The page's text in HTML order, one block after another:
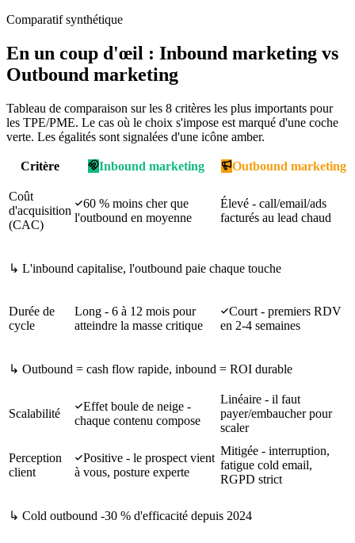
Comparatif synthétique
En un coup d'œil : Inbound marketing vs
Outbound marketing
Tableau de comparaison sur les 8 critères les plus importants pour
les TPE/PME. Le cas où le choix s'impose est marqué d'une coche
verte. Les égalités sont signalées d'une icône amber.
Critère Inbound marketing Outbound marketing
Coût
d'acquisition
(CAC)
60 % moins cher que
l'outbound en moyenne
Élevé - call/email/ads
facturés au lead chaud
↳ L'inbound capitalise, l'outbound paie chaque touche
Durée de
cycle
Long - 6 à 12 mois pour
atteindre la masse critique
Court - premiers RDV
en 2-4 semaines
↳ Outbound = cash flow rapide, inbound = ROI durable
Scalabilité
Effet boule de neige -
chaque contenu compose
Linéaire - il faut
payer/embaucher pour
scaler
Perception
client
Positive - le prospect vient
à vous, posture experte
Mitigée - interruption,
fatigue cold email,
RGPD strict
↳ Cold outbound -30 % d'efficacité depuis 2024